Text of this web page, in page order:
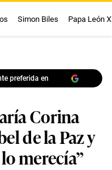
Simon Biles Papa León
preferida en
Corina
de la Paz y
merecía”